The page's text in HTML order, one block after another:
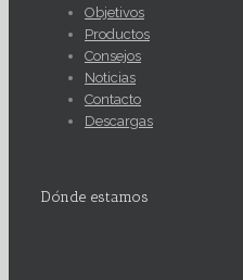
Objetivos
Productos
Consejos
Noticias
Contacto
Descargas
Dónde estamos